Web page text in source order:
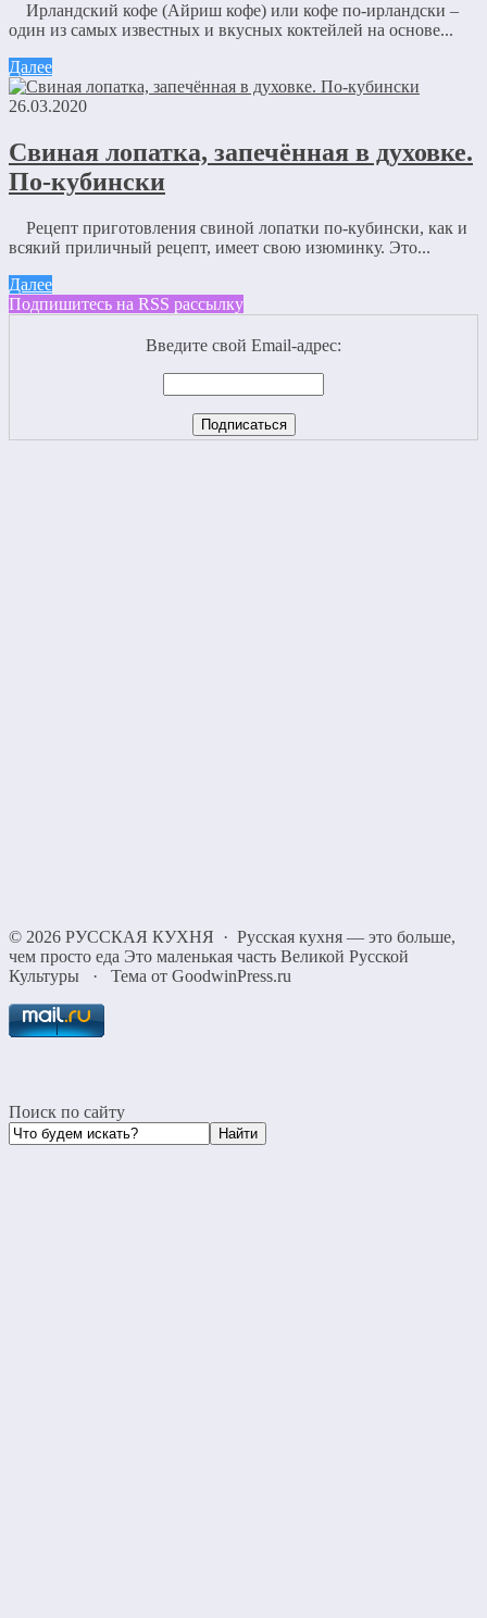
Ирландский кофе (Айриш кофе) или кофе по-ирландски –
один из самых известных и вкусных коктейлей на основе...
Далее
26.03.2020
Свиная лопатка, запечённая в духовке.
По-кубински
Рецепт приготовления свиной лопатки по-кубински, как и
всякий приличный рецепт, имеет свою изюминку. Это...
Далее
Подпишитесь на RSS рассылку
Введите свой Email-адрес:
© 2026 РУССКАЯ КУХНЯ · Русская кухня — это больше,
чем просто еда Это маленькая часть Великой Русской
Культуры
· Тема от GoodwinPress.ru
Поиск по сайту